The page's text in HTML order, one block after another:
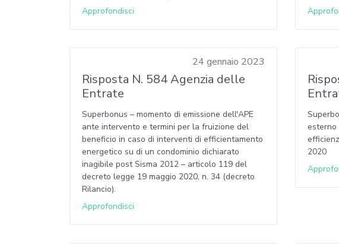
Approfondisci
24 gennaio 2023
Risposta N. 584 Agenzia delle
Entrate
Superbonus – momento di emissione dell'APE
ante intervento e termini per la fruizione del
beneficio in caso di interventi di efficientamento
energetico su di un condominio dichiarato
inagibile post Sisma 2012 – articolo 119 del
decreto legge 19 maggio 2020, n. 34 (decreto
Rilancio).
Approfondisci
esterno
2020